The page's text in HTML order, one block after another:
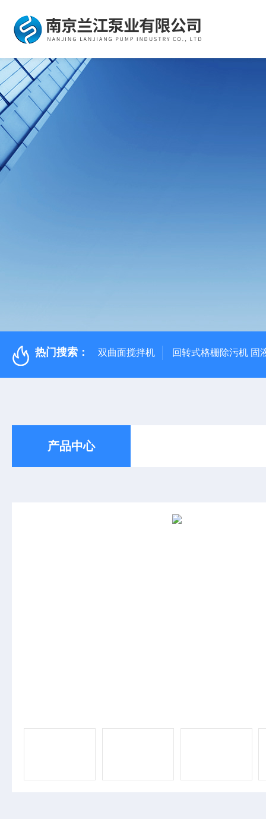
热门搜索： 双曲面搅拌机 回转式格栅除污机 固
产品中心